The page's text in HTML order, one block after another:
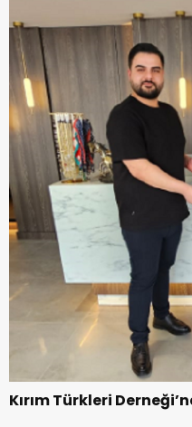
Kırım Türkleri